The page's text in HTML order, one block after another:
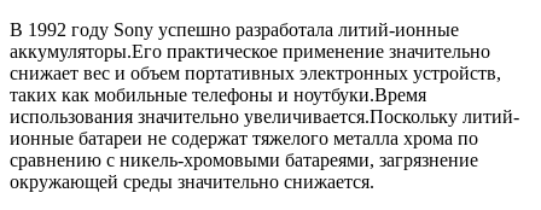
В 1992 году Sony успешно разработала литий-ионные
аккумуляторы.Его практическое применение значительно
снижает вес и объем портативных электронных устройств,
таких как мобильные телефоны и ноутбуки.Время
использования значительно увеличивается.Поскольку литий-
ионные батареи не содержат тяжелого металла хрома по
сравнению с никель-хромовыми батареями, загрязнение
окружающей среды значительно снижается.